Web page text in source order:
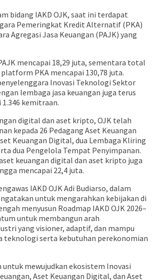
bidang IAKD OJK, saat ini terdapat
Pemeringkat Kredit Alternatif (PKA)
Agregasi Jasa Keuangan (PAJK) yang
mencapai 18,29 juta, sementara total
PKA mencapai 130,78 juta.
Inovasi Teknologi Sektor
lembaga jasa keuangan juga terus
kemitraan.
digital dan aset kripto, OJK telah
kepada 26 Pedagang Aset Keuangan
Keuangan Digital, dua Lembaga Kliring
dua Pengelola Tempat Penyimpanan.
keuangan digital dan aset kripto juga
mencapai 22,4 juta.
IAKD OJK Adi Budiarso, dalam
untuk mengarahkan kebijakan di
menyusun Roadmap IAKD OJK 2026–
untuk membangun arah
yang visioner, adaptif, dan mampu
teknologi serta kebutuhan perekonomian
mewujudkan ekosistem Inovasi
Aset Keuangan Digital, dan Aset